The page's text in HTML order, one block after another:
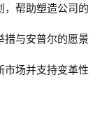
，帮助塑造公司的
措与安普尔的愿景
市场并支持变革性